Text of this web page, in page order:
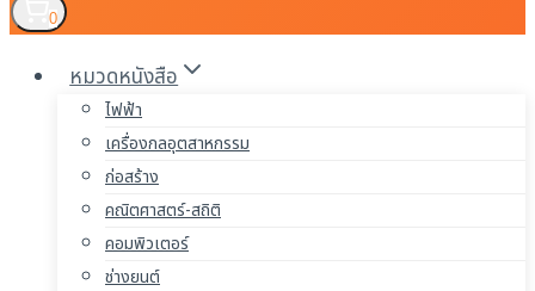
0
หมวดหนังสือ
ไฟฟ้า
เครื่องกลอุตสาหกรรม
ก่อสร้าง
คณิตศาสตร์-สถิติ
คอมพิวเตอร์
ช่างยนต์